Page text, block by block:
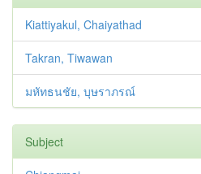
Kiattiyakul, Chaiyathad
Takran, Tiwawan
มหัทธนชัย, บุษราภรณ์
Subject